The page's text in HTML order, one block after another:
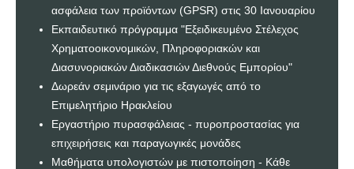
ασφάλεια των προϊόντων (GPSR) στις 30 Ιανουαρίου
Εκπαιδευτικό πρόγραμμα "Εξειδικευμένο Στέλεχος
Χρηματοοικονομικών, Πληροφοριακών και
Διασυνοριακών Διαδικασιών Διεθνούς Εμπορίου"
Δωρεάν σεμινάριο για τις εξαγωγές από το
Επιμελητήριο Ηρακλείου
Εργαστήριο πυρασφάλειας - πυροπροστασίας για
επιχειρήσεις και παραγωγικές μονάδες
Μαθήματα υπολογιστών με πιστοποίηση - Κάθε